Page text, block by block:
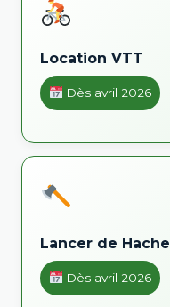
Location VTT
Dès avril 2026
Lancer de Hache
Dès avril 2026